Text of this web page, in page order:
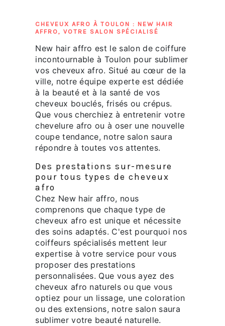
CHEVEUX AFRO À TOULON : NEW HAIR
AFFRO, VOTRE SALON SPÉCIALISÉ
New hair affro est le salon de coiffure
incontournable à Toulon pour sublimer
vos cheveux afro. Situé au cœur de la
ville, notre équipe experte est dédiée
à la beauté et à la santé de vos
cheveux bouclés, frisés ou crépus.
Que vous cherchiez à entretenir votre
chevelure afro ou à oser une nouvelle
coupe tendance, notre salon saura
répondre à toutes vos attentes.
Des prestations sur-mesure
pour tous types de cheveux
afro
Chez New hair affro, nous
comprenons que chaque type de
cheveux afro est unique et nécessite
des soins adaptés. C'est pourquoi nos
coiffeurs spécialisés mettent leur
expertise à votre service pour vous
proposer des prestations
personnalisées. Que vous ayez des
cheveux afro naturels ou que vous
optiez pour un lissage, une coloration
ou des extensions, notre salon saura
sublimer votre beauté naturelle.